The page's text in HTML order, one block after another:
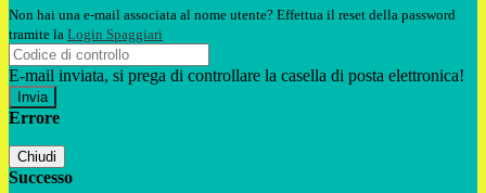
Non hai una e-mail associata al nome utente? Effettua il reset della password
tramite la Login Spaggiari
E-mail inviata, si prega di controllare la casella di posta elettronica!
Errore
Chiudi
Successo